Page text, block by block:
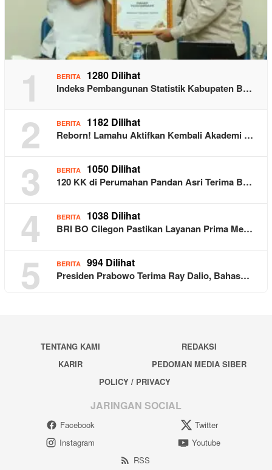
1 BERITA 1280 Dilihat
Indeks Pembangunan Statistik Kabupaten B…
2 BERITA 1182 Dilihat
Reborn! Lamahu Aktifkan Kembali Akademi …
3 BERITA 1050 Dilihat
120 KK di Perumahan Pandan Asri Terima B…
4 BERITA 1038 Dilihat
BRI BO Cilegon Pastikan Layanan Prima Me…
5 BERITA 994 Dilihat
Presiden Prabowo Terima Ray Dalio, Bahas…
TENTANG KAMI
REDAKSI
KARIR
PEDOMAN MEDIA SIBER
POLICY / PRIVACY
JARINGAN SOCIAL
Facebook
Twitter
Instagram
Youtube
RSS